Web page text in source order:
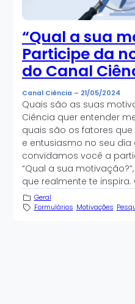
“Qual a sua
Participe da
do Canal
Canal Ciência – 21/05/2024
Quais são as suas
Ciência quer entender
quais são os fatores
e entusiasmo no seu dia
convidamos você a
“Qual a sua
que realmente te inspira.
Geral
Formulários Motivações